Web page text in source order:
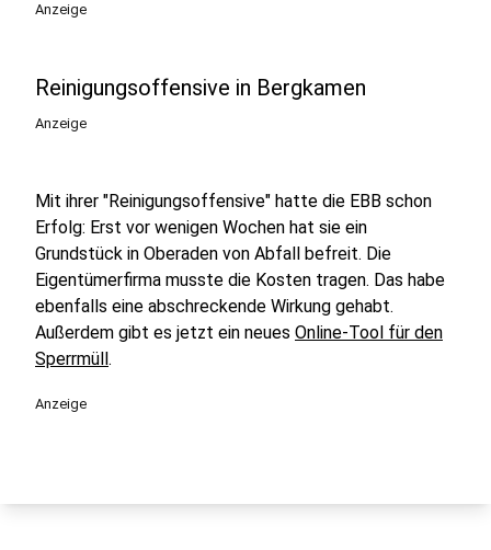
Anzeige
Reinigungsoffensive in Bergkamen
Anzeige
Mit ihrer "Reinigungsoffensive" hatte die EBB schon
Erfolg: Erst vor wenigen Wochen hat sie ein
Grundstück in Oberaden von Abfall befreit. Die
Eigentümerfirma musste die Kosten tragen. Das habe
ebenfalls eine abschreckende Wirkung gehabt.
Außerdem gibt es jetzt ein neues Online-Tool für den
Sperrmüll.
Anzeige